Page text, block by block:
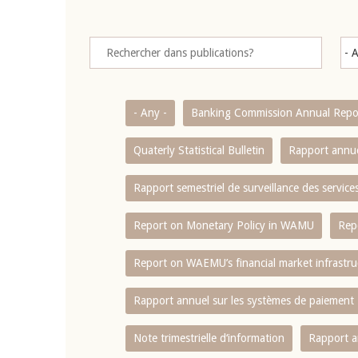
- Any - Banking Commission Annual
Quaterly Statistical Bulletin Rapport
Rapport semestriel de surveillance des
Report on Monetary Policy in WAMU
Report on WAEMU’s financial market
Rapport annuel sur les systèmes de paiement
Note trimestrielle d‘information Rapport